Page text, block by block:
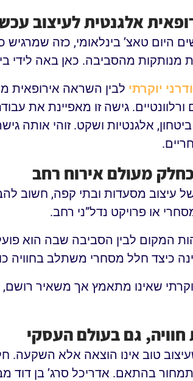
אלגנטית לעיצוב
היום טאצ’ בינלאומי, כזה שמרגיש
מהסביבה. כאן באה לידי
יוקרתי לבין השראה אירופאית
ורלוונטיים. גישה זו מאפיינת את
אלגנטיות ושקט. זוהי אותה
מעולם אירוח רחב
עיצוב מסעדות ובתי קפה, חשוב
או פרויקט נדל”ני רחב.
זהות המקום לבין הסביבה שבה הוא
כיצד חלל מסחרי משתלב בחוויה
יוקרתי שאינו מתאמץ אך משאיר
גם בעולם העסקי
טוב אינו הוצאה אלא
בהתאם. אדריכל סרג’ בן